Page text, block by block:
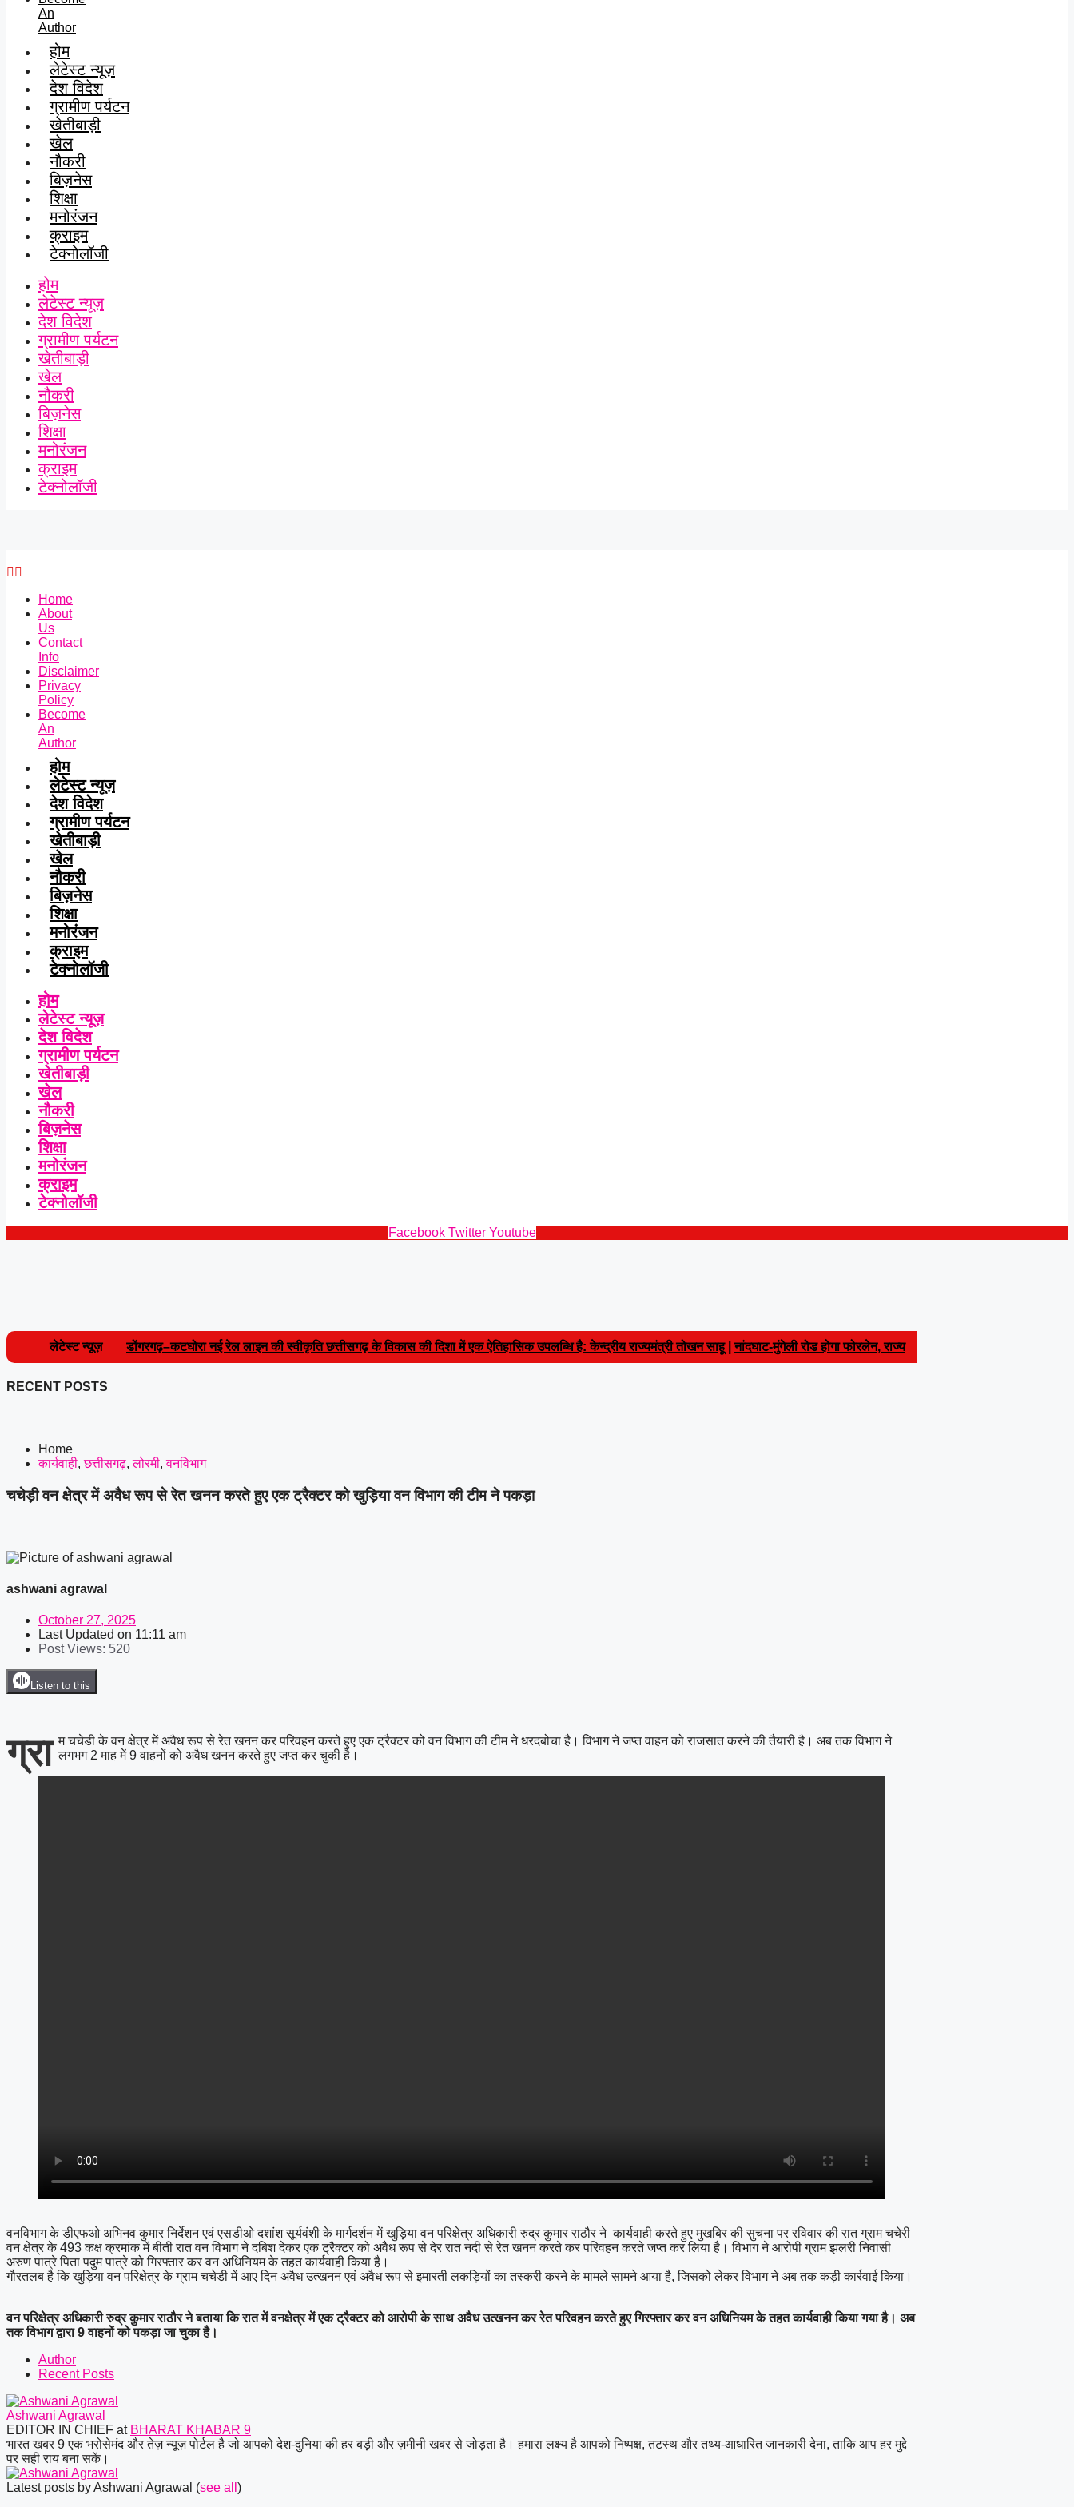
An
Author
होम
लेटेस्ट न्यूज़
देश विदेश
ग्रामीण पर्यटन
खेतीबाड़ी
खेल
नौकरी
बिज़नेस
शिक्षा
मनोरंजन
क्राइम
टेक्नोलॉजी
होम
लेटेस्ट न्यूज़
देश विदेश
ग्रामीण पर्यटन
खेतीबाड़ी
खेल
नौकरी
बिज़नेस
शिक्षा
मनोरंजन
क्राइम
टेक्नोलॉजी
Home
About
Us
Contact
Info
Disclaimer
Privacy
Policy
Become
An
Author
होम
लेटेस्ट न्यूज़
देश विदेश
ग्रामीण पर्यटन
खेतीबाड़ी
खेल
नौकरी
बिज़नेस
शिक्षा
मनोरंजन
क्राइम
टेक्नोलॉजी
होम
लेटेस्ट न्यूज़
देश विदेश
ग्रामीण पर्यटन
खेतीबाड़ी
खेल
नौकरी
बिज़नेस
शिक्षा
मनोरंजन
क्राइम
टेक्नोलॉजी
Facebook Twitter Youtube
लेटेस्ट न्यूज़ डोंगरगढ़–कटघोरा नई रेल लाइन की स्वीकृति छत्तीसगढ़ के विकास की दिशा में एक ऐतिहासिक उपलब्धि है: केन्द्रीय राज्यमंत्री तोखन साहू नांदघाट-मुंगेली रोड होगा फोरलेन, राज्य
RECENT POSTS
Home
कार्यवाही,छत्तीसगढ़,लोरमी,वनविभाग
चचेड़ी वन क्षेत्र में अवैध रूप से रेत खनन करते हुए एक ट्रैक्टर को खुड़िया वन विभाग की टीम ने पकड़ा
ashwani agrawal
October 27, 2025
Last Updated on 11:11 am
Post Views: 520
Listen to this
ग्रा म चचेडी के वन क्षेत्र में अवैध रूप से रेत खनन कर परिवहन करते हुए एक ट्रैक्टर को वन विभाग की टीम ने धरदबोचा है। विभाग ने जप्त वाहन को राजसात करने की तैयारी है। अब तक विभाग ने
लगभग 2 माह में 9 वाहनों को अवैध खनन करते हुए जप्त कर चुकी है।
वनविभाग के डीएफओ अभिनव कुमार निर्देशन एवं एसडीओ दशांश सूर्यवंशी के मार्गदर्शन में खुड़िया वन परिक्षेत्र अधिकारी रुद्र कुमार राठौर ने कार्यवाही करते हुए मुखबिर की सुचना पर रविवार की रात ग्राम चचेरी
वन क्षेत्र के 493 कक्ष क्रमांक में बीती रात वन विभाग ने दबिश देकर एक ट्रैक्टर को अवैध रूप से देर रात नदी से रेत खनन करते कर परिवहन करते जप्त कर लिया है। विभाग ने आरोपी ग्राम झलरी निवासी
अरुण पात्रे पिता पदुम पात्रे को गिरफ्तार कर वन अधिनियम के तहत कार्यवाही किया है।
गौरतलब है कि खुड़िया वन परिक्षेत्र के ग्राम चचेडी में आए दिन अवैध उत्खनन एवं अवैध रूप से इमारती लकड़ियों का तस्करी करने के मामले सामने आया है, जिसको लेकर विभाग ने अब तक कड़ी कार्रवाई किया।
वन परिक्षेत्र अधिकारी रुद्र कुमार राठौर ने बताया कि रात में वनक्षेत्र में एक ट्रैक्टर को आरोपी के साथ अवैध उत्खनन कर रेत परिवहन करते हुए गिरफ्तार कर वन अधिनियम के तहत कार्यवाही किया गया है। अब
तक विभाग द्वारा 9 वाहनों को पकड़ा जा चुका है।
Author
Recent Posts
Ashwani Agrawal
EDITOR IN CHIEF at BHARAT KHABAR 9
भारत खबर 9 एक भरोसेमंद और तेज़ न्यूज़ पोर्टल है जो आपको देश-दुनिया की हर बड़ी और ज़मीनी खबर से जोड़ता है। हमारा लक्ष्य है आपको निष्पक्ष, तटस्थ और तथ्य-आधारित जानकारी देना, ताकि आप हर मुद्दे
पर सही राय बना सकें।
Latest posts by Ashwani Agrawal (see all )